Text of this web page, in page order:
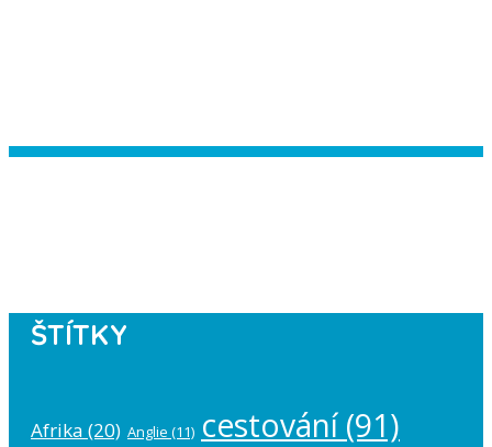
ŠTÍTKY
Afrika (20) Anglie (11) cestování(91)